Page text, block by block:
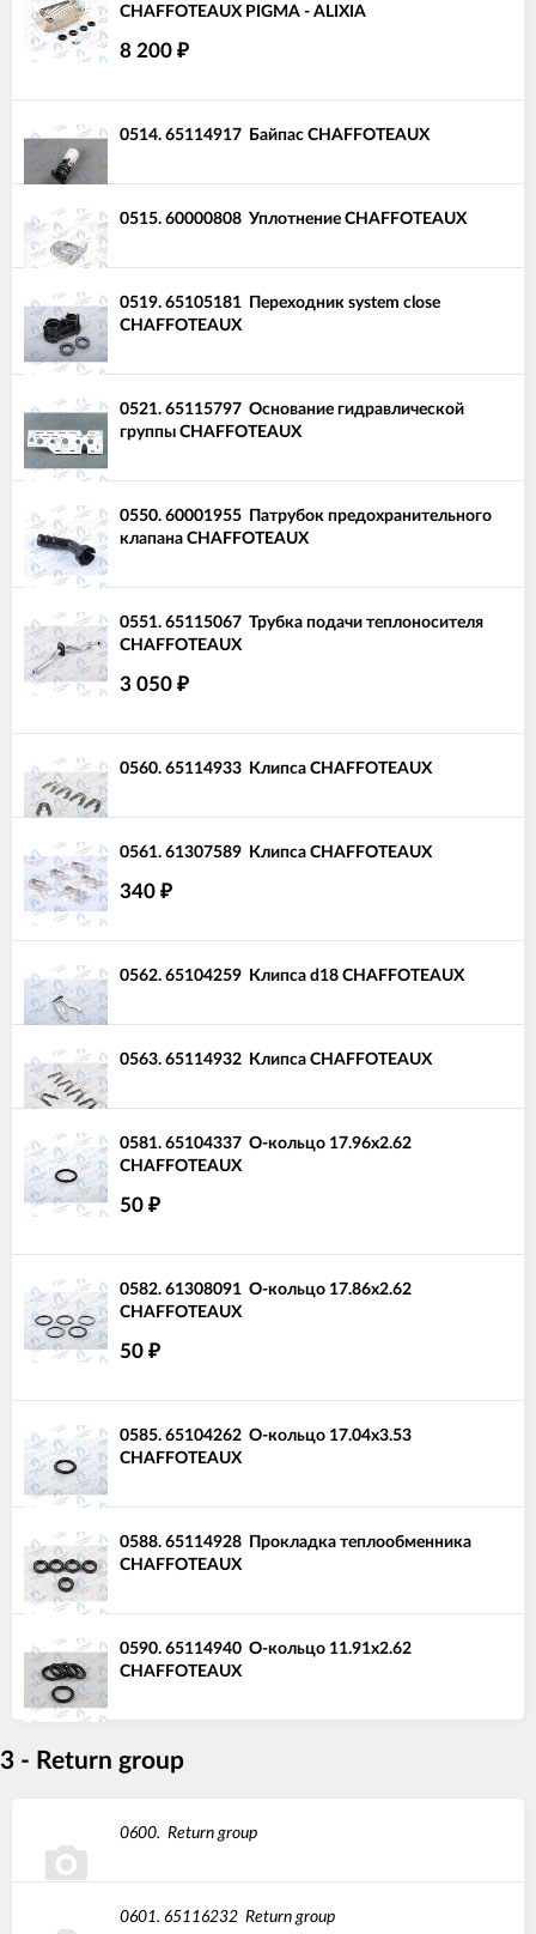
CHAFFOTEAUX PIGMA - ALIXIA
8 200 ₽
0514. 65114917 Байпас CHAFFOTEAUX
0515. 60000808 Уплотнение CHAFFOTEAUX
0519. 65105181 Переходник system close
CHAFFOTEAUX
0521. 65115797 Основание гидравлической
группы CHAFFOTEAUX
0550. 60001955 Патрубок предохранительного
клапана CHAFFOTEAUX
0551. 65115067 Трубка подачи теплоносителя
CHAFFOTEAUX
3 050 ₽
0560. 65114933 Клипса CHAFFOTEAUX
0561. 61307589 Клипса CHAFFOTEAUX
340 ₽
0562. 65104259 Клипса d18 CHAFFOTEAUX
0563. 65114932 Клипса CHAFFOTEAUX
0581. 65104337 О-кольцо 17.96x2.62
CHAFFOTEAUX
50 ₽
0582. 61308091 О-кольцо 17.86x2.62
CHAFFOTEAUX
50 ₽
0585. 65104262 О-кольцо 17.04x3.53
CHAFFOTEAUX
0588. 65114928 Прокладка теплообменника
CHAFFOTEAUX
0590. 65114940 О-кольцо 11.91x2.62
CHAFFOTEAUX
3 - Return group
0600. Return group
0601. 65116232 Return group